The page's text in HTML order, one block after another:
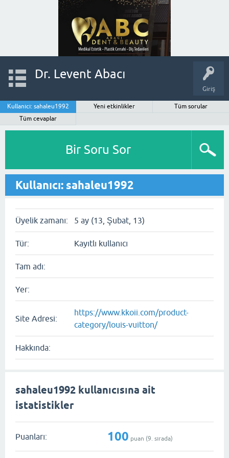
Giriş
Dr. Levent Abacı
Kullanıcı: sahaleu1992 Yeni etkinlikler
Tüm sorular
Tüm cevaplar
Bir Soru Sor
Kullanıcı: sahaleu1992
Üyelik zamanı: 5 ay (13, Şubat, 13)
Tür: Kayıtlı kullanıcı
Tam adı:
Yer:
Site Adresi:
https://www.kkoii.com/product-
category/louis-vuitton/
Hakkında:
sahaleu1992 kullanıcısına ait
istatistikler
Puanları: 100 puan (9 . sırada)